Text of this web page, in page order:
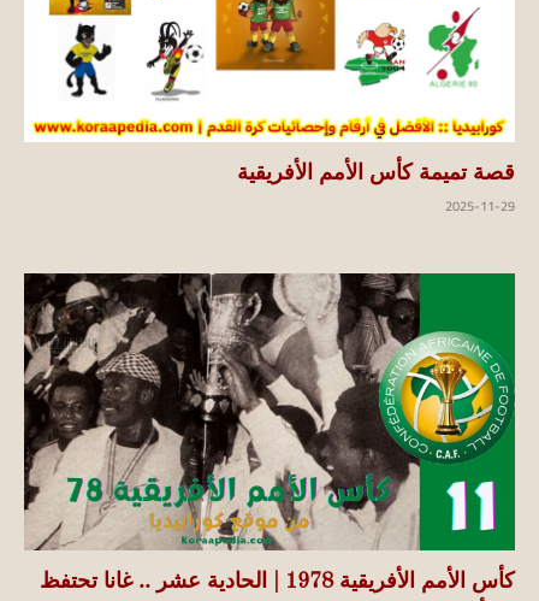
قصة تميمة كأس الأمم الأفريقية
2025-11-29
كأس الأمم الأفريقية 1978 | الحادية عشر .. غانا تحتفظ